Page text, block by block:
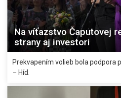
Na víťazstvo Čaputovej
strany aj investori
Prekvapením volieb bola podpora
– Híd.